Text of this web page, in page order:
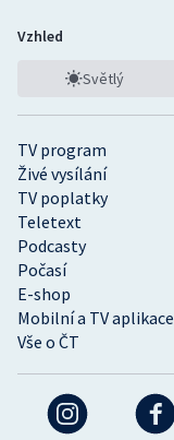
TV program
Živé vysílání
TV poplatky
Teletext
Podcasty
Počasí
E-shop
Mobilní a TV aplikace
Vše o ČT
Vzhled
Světlý